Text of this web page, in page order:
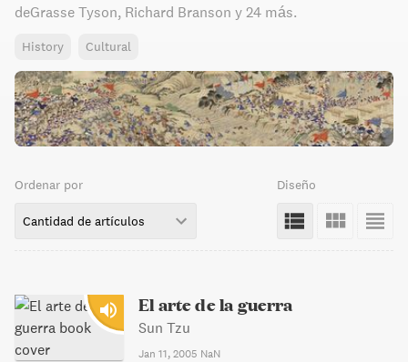
deGrasse Tyson, Richard Branson y 24 más.
History Cultural
Ordenar por
Cantidad de artículos
Diseño
El arte de la guerra
Sun Tzu
Jan 11, 2005 NaN